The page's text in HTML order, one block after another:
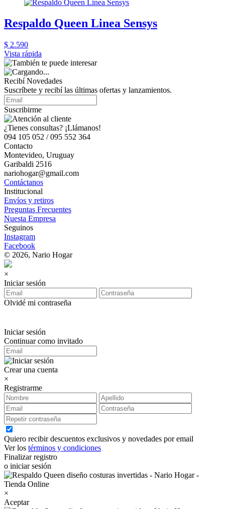
Respaldo Queen Linea Sensys
$ 2.590
Vista rápida
Recibí Novedades
Suscríbete y recibí las últimas ofertas y lanzamientos.
Suscribirme
¿Tienes consultas? ¡Llámanos!
094 105 052 / 095 552 364
Contacto
Montevideo, Uruguay
Garibaldi 2516
nariohogar@gmail.com
Contáctanos
Institucional
Envíos y retiros
Preguntas Frecuentes
Nuesta Empresa
Seguinos
Instagram
Facebook
© 2026, Nario Hogar
×
Iniciar sesión
Olvidé mi contraseña
Iniciar sesión
Continuar como invitado
Crear una cuenta
×
Registrarme
Quiero recibir descuentos exclusivos y novedades por email
Ver los términos y condiciones
Finalizar registro
o iniciar sesión
×
Aceptar